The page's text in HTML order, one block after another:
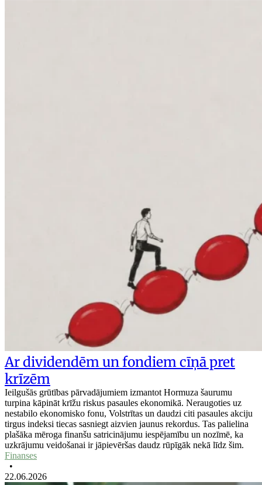
Ar dividendēm un fondiem cīņā pret
krīzēm
Ieilgušās grūtības pārvadājumiem izmantot Hormuza šaurumu
turpina kāpināt krīžu riskus pasaules ekonomikā. Neraugoties uz
nestabilo ekonomisko fonu, Volstrītas un daudzi citi pasaules akciju
tirgus indeksi tiecas sasniegt aizvien jaunus rekordus. Tas palielina
plašāka mēroga finanšu satricinājumu iespējamību un nozīmē, ka
uzkrājumu veidošanai ir jāpievēršas daudz rūpīgāk nekā līdz šim.
Finanses
•
22.06.2026